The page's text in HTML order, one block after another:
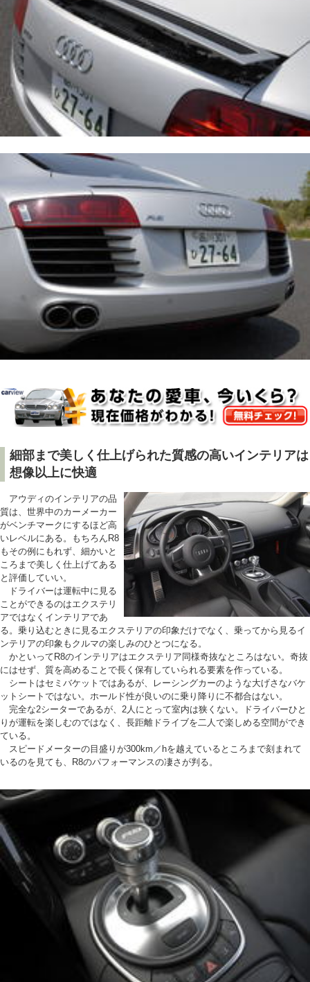
細部まで美しく仕上げられた質感の高いインテリアは
想像以上に快適
アウディのインテリアの品
質は、世界中のカーメーカー
がベンチマークにするほど高
いレベルにある。もちろんR8
もその例にもれず、細かいと
ころまで美しく仕上げてある
と評価していい。
ドライバーは運転中に見る
ことができるのはエクステリ
アではなくインテリアであ
る。乗り込むときに見るエクステリアの印象だけでなく、乗ってから見るイ
ンテリアの印象もクルマの楽しみのひとつになる。
かといってR8のインテリアはエクステリア同様奇抜なところはない。奇抜
にはせず、質を高めることで長く保有していられる要素を作っている。
シートはセミバケットではあるが、レーシングカーのような大げさなバケ
ットシートではない。ホールド性が良いのに乗り降りに不都合はない。
完全な2シーターであるが、2人にとって室内は狭くない。ドライバーひと
りが運転を楽しむのではなく、長距離ドライブを二人で楽しめる空間ができ
ている。
スピードメーターの目盛りが300km／hを越えているところまで刻まれて
いるのを見ても、R8のパフォーマンスの凄さが判る。